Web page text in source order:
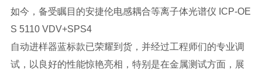
如今，备受瞩目的安捷伦电感耦合等离子体光谱仪 ICP-OE
S 5110 VDV+SPS4
自动进样器蓝标款已荣耀到货， 并经过工程师们的专业调
试，以良好的性能惊艳亮相，特别是在金属测试方面， 展